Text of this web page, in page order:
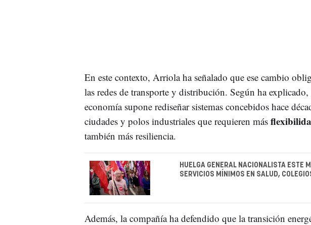
En este contexto, Arriola ha señalado que ese cambio
las redes de transporte y distribución. Según ha
economía supone rediseñar sistemas concebidos hace
ciudades y polos industriales que requieren más
también más resiliencia.
HUELGA GENERAL NACIONALISTA ESTE
SERVICIOS MÍNIMOS EN SALUD,
Además, la compañía ha defendido que la transición